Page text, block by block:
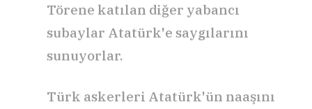
Törene katılan diğer yabancı
subaylar Atatürk'e saygılarını
sunuyorlar.
Türk askerleri Atatürk'ün naaşını